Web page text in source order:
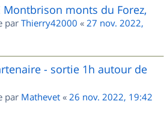
Montbrison monts du Forez,
par Thierry42000 « 27 nov. 2022,
- sortie 1h autour de
par Mathevet « 26 nov. 2022, 19:42